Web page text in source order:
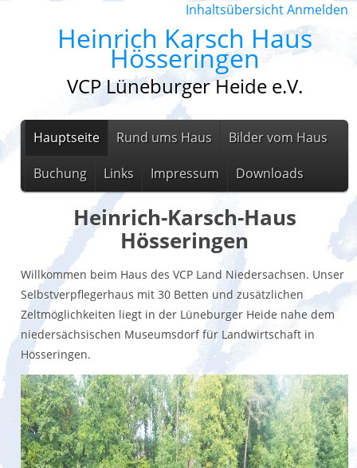
InhaltsübersichtAnmelden
Heinrich Karsch Haus
Hösseringen
VCP Lüneburger Heide e.V.
Hauptseite Rund ums Haus Bilder vom Haus
Buchung Links Impressum Downloads
Heinrich-Karsch-Haus
Hösseringen
Willkommen beim Haus des VCP Land Niedersachsen. Unser
Selbstverpflegerhaus mit 30 Betten und zusätzlichen
Zeltmöglichkeiten liegt in der Lüneburger Heide nahe dem
niedersächsischen Museumsdorf für Landwirtschaft in
Hösseringen.